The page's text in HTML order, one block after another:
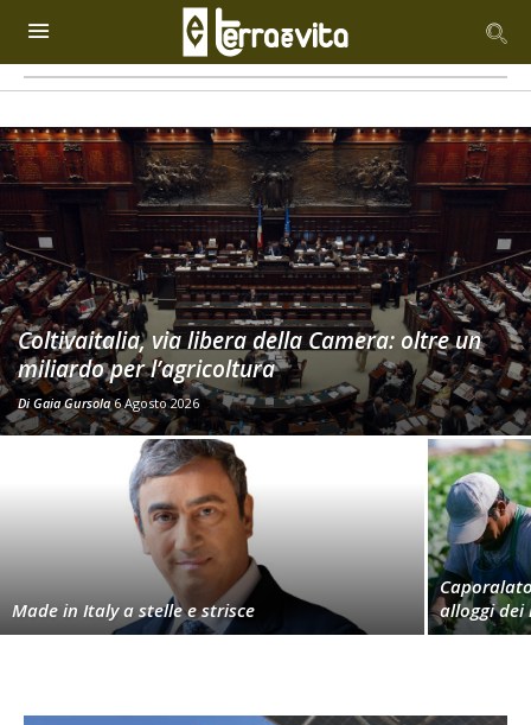
Coltivaitalia, via libera della Camera: oltre un
miliardo per l’agricoltura
DiGaia Gursola 6 Agosto 2026
Made in Italy a stelle e strisce
alloggi